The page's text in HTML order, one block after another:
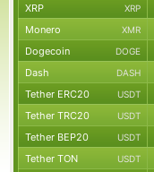
XRP XRP
Monero XMR
Dogecoin DOGE
Dash DASH
Tether ERC20 USDT
Tether TRC20 USDT
Tether BEP20 USDT
Tether TON USDT